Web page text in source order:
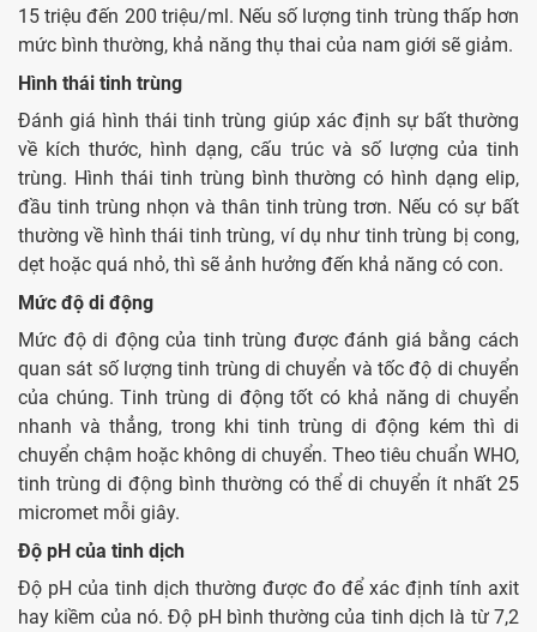
15 triệu đến 200 triệu/ml. Nếu số lượng tinh trùng thấp hơn
mức bình thường, khả năng thụ thai của nam giới sẽ giảm.
Hình thái tinh trùng
Đánh giá hình thái tinh trùng giúp xác định sự bất thường
về kích thước, hình dạng, cấu trúc và số lượng của tinh
trùng. Hình thái tinh trùng bình thường có hình dạng elip,
đầu tinh trùng nhọn và thân tinh trùng trơn. Nếu có sự bất
thường về hình thái tinh trùng, ví dụ như tinh trùng bị cong,
dẹt hoặc quá nhỏ, thì sẽ ảnh hưởng đến khả năng có con.
Mức độ di động
Mức độ di động của tinh trùng được đánh giá bằng cách
quan sát số lượng tinh trùng di chuyển và tốc độ di chuyển
của chúng. Tinh trùng di động tốt có khả năng di chuyển
nhanh và thẳng, trong khi tinh trùng di động kém thì di
chuyển chậm hoặc không di chuyển. Theo tiêu chuẩn WHO,
tinh trùng di động bình thường có thể di chuyển ít nhất 25
micromet mỗi giây.
Độ pH của tinh dịch
Độ pH của tinh dịch thường được đo để xác định tính axit
hay kiềm của nó. Độ pH bình thường của tinh dịch là từ 7,2